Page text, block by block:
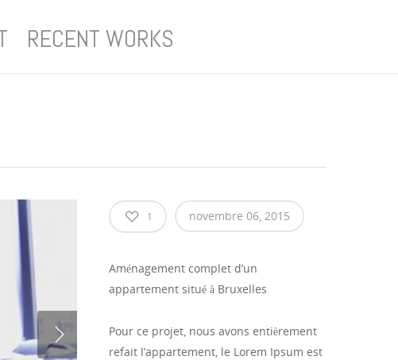
RECENT WORKS
1 novembre 06, 2015
Aménagement complet d’un
appartement situé à Bruxelles
Pour ce projet, nous avons entièrement
refait l’appartement, le Lorem Ipsum est